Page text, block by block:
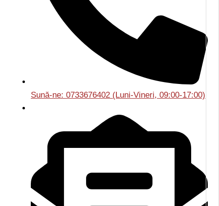
Sună-ne: 0733676402 (Luni-Vineri, 09:00-17:00)